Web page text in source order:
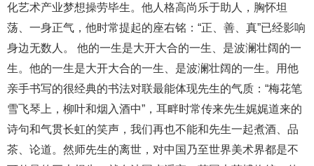
化艺术产业梦想操劳毕生。他人格高尚乐于助人，胸怀坦
荡、一身正气，他时常提起的座右铭：“正、善、真”已经影响
身边无数人。 他的一生是大开大合的一生、是波澜壮阔的一
生。他的一生是大开大合的一生、是波澜壮阔的一生。用他
亲手书写的很经典的书法对联最能体现先生的气质：“梅花笔
雪飞琴上，柳叶和烟入酒中”，耳畔时常传来先生娓娓道来的
诗句和气贯长虹的笑声，我们再也不能和先生一起煮酒、品
茶、论道。然师先生的离世，对中国乃至世界美术界都是不